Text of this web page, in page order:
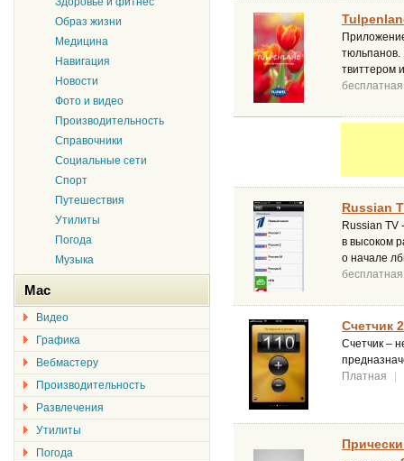
тюльпанов.
твиттером
бесплатная
Russian
Russian TV
в высоком
о начале
бесплатная
Счетчик
Счетчик –
Платная
Образ жизни
Медицина
Навигация
Новости
Фото и видео
Производительность
Справочники
Социальные сети
Спорт
Путешествия
Утилиты
Погода
Музыка
Mac
Видео
Графика
Вебмастеру
Производительность
Развлечения
Утилиты
Погода